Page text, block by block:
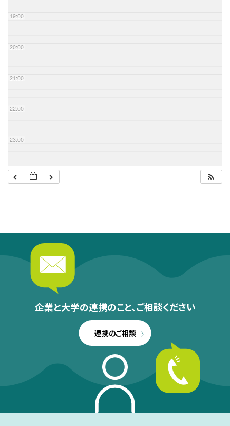
19:00
20:00
21:00
22:00
23:00
企業と大学の連携のこと、ご相談ください
連携のご相談